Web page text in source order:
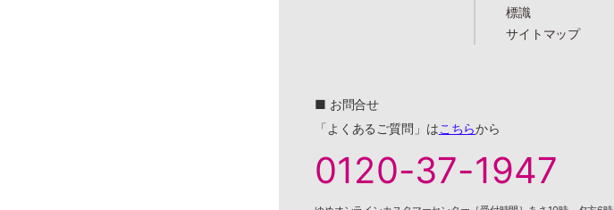
標識
サイトマップ
■ お問合せ
「よくあるご質問」はこちらから
0120-37-1947